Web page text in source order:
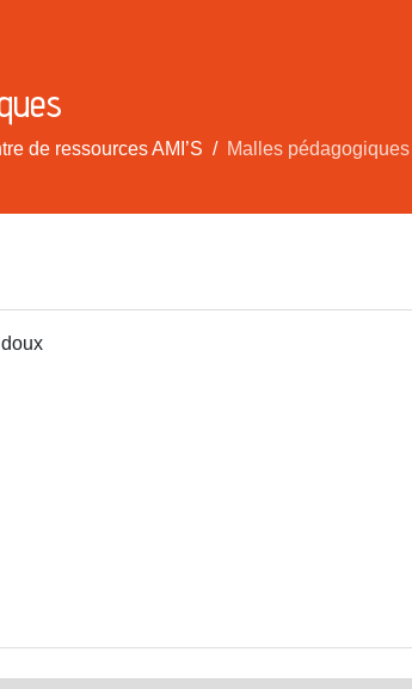
de ressources AMI’S Malles pédagogiques